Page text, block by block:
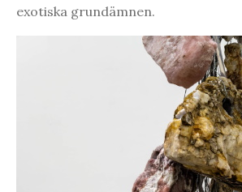
exotiska grundämnen.